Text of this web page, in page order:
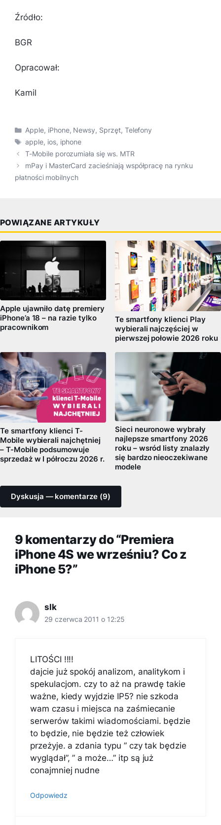
Źródło:
BGR
Opracował:
Kamil
Kategorie
Apple, iPhone, Newsy, Sprzęt, Telefony
Tagi
apple, ios, iphone
T-Mobile porozumiała się ws. MTR
mPay i MasterCard zacieśniają współpracę na rynku
płatności mobilnych
POWIĄZANE ARTYKUŁY
Apple ujawniło datę premiery
iPhone’a 18 – na razie tylko
pracownikom
Te smartfony klienci Play
wybierali najczęściej w
pierwszej połowie 2026 roku
Te smartfony klienci T-
Mobile wybierali najchętniej
– T-Mobile podsumowuje
sprzedaż w I półroczu 2026 r.
Sieci neuronowe wybrały
najlepsze smartfony 2026
roku – wsród listy znalazły
się bardzo nieoczekiwane
modele
Dyskusja — komentarze (9)
9 komentarzy do “Premiera
iPhone 4S we wrześniu? Co z
iPhone 5?”
slk
29 czerwca 2011 o 12:25
LITOŚCI !!!!
dajcie już spokój analizom, analitykom i
spekulacjom. czy to aż na prawdę takie
ważne, kiedy wyjdzie IP5? nie szkoda
wam czasu i miejsca na zaśmiecanie
serwerów takimi wiadomościami. będzie
to będzie, nie będzie też człowiek
przeżyje. a zdania typu ” czy tak będzie
wyglądał”, ” a może…” itp są już
conajmniej nudne
Odpowiedz